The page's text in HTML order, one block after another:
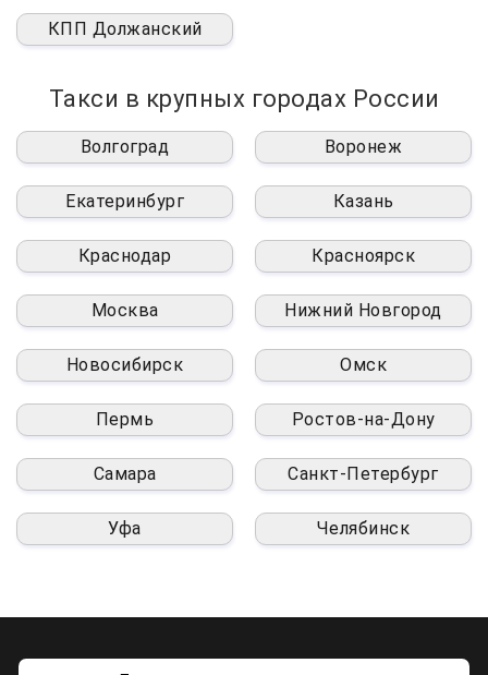
КПП Должанский
Такси в крупных городах России
Волгоград Воронеж
Екатеринбург Казань
Краснодар Красноярск
Москва Нижний Новгород
Новосибирск Омск
Пермь Ростов-на-Дону
Самара Санкт-Петербург
Уфа Челябинск